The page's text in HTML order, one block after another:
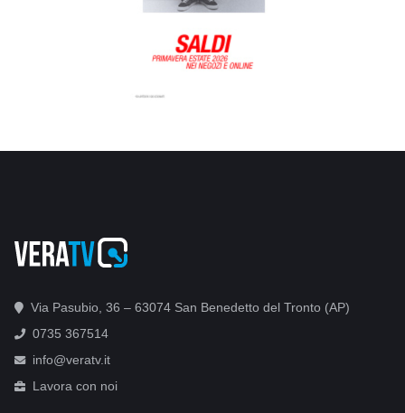
Via Pasubio, 36 – 63074 San Benedetto del Tronto (AP)
0735 367514
info@veratv.it
Lavora con noi